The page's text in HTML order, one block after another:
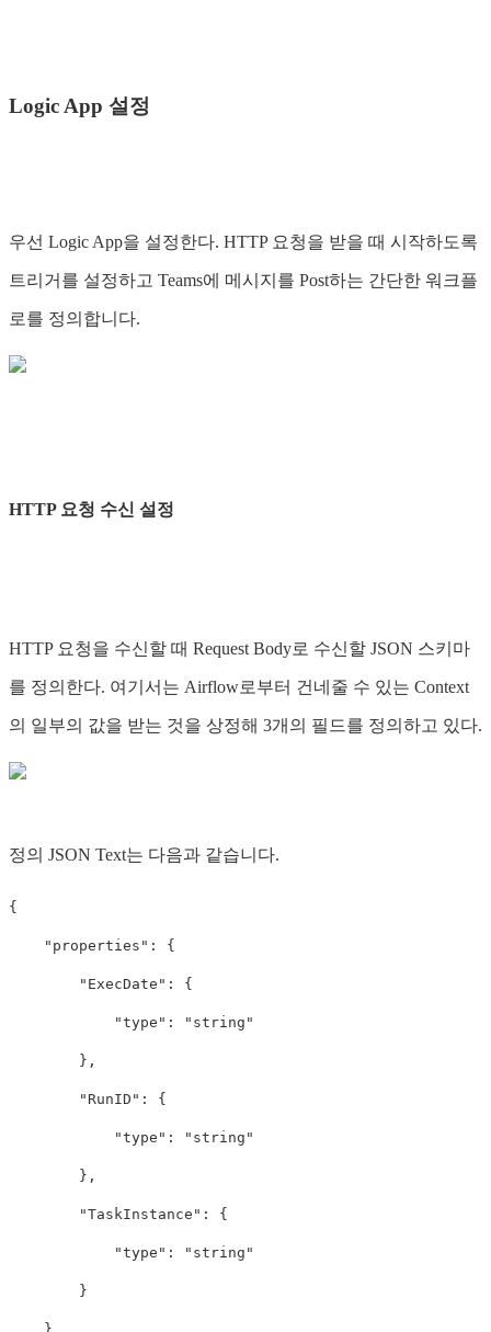
Logic App 설정
우선 Logic App을 설정한다. HTTP 요청을 받을 때 시작하도록
트리거를 설정하고 Teams에 메시지를 Post하는 간단한 워크플
로를 정의합니다.
HTTP 요청 수신 설정
HTTP 요청을 수신할 때 Request Body로 수신할 JSON 스키마
를 정의한다. 여기서는 Airflow로부터 건네줄 수 있는 Context
의 일부의 값을 받는 것을 상정해 3개의 필드를 정의하고 있다.
정의 JSON Text는 다음과 같습니다.
{
"properties" : {
"ExecDate" : {
"type" : "string"
},
"RunID" : {
"type" : "string"
},
"TaskInstance" : {
"type" : "string"
}